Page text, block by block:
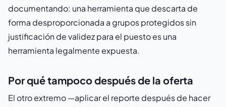
documentando: una herramienta que descarta de
forma desproporcionada a grupos protegidos sin
justificación de validez para el puesto es una
herramienta legalmente expuesta.
Por qué tampoco después de la oferta
El otro extremo —aplicar el reporte después de hacer